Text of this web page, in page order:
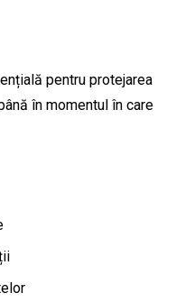
pentru protejarea
în momentul în care